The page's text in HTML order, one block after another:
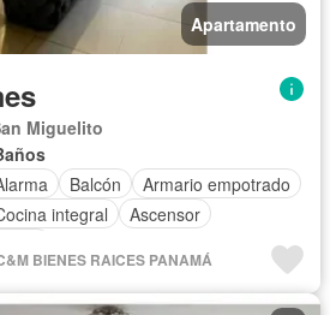
Apartamento
Miguelito
Balcón
Armario empotrado
integral
Ascensor
BIENES RAICES PANAMÁ